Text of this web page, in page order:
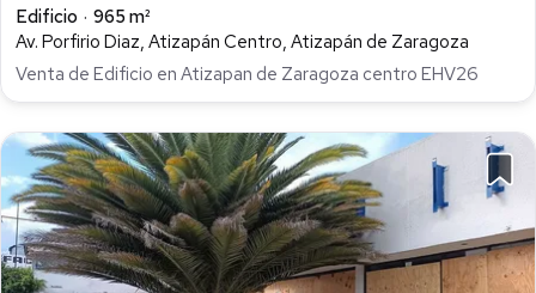
Edificio
965 m²
Av. Porfirio Diaz, Atizapán Centro, Atizapán de Zaragoza
Venta de Edificio en Atizapan de Zaragoza centro EHV26